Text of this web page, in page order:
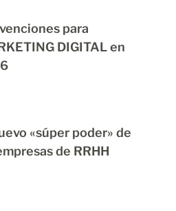
para
DIGITAL en
«súper poder» de
de RRHH